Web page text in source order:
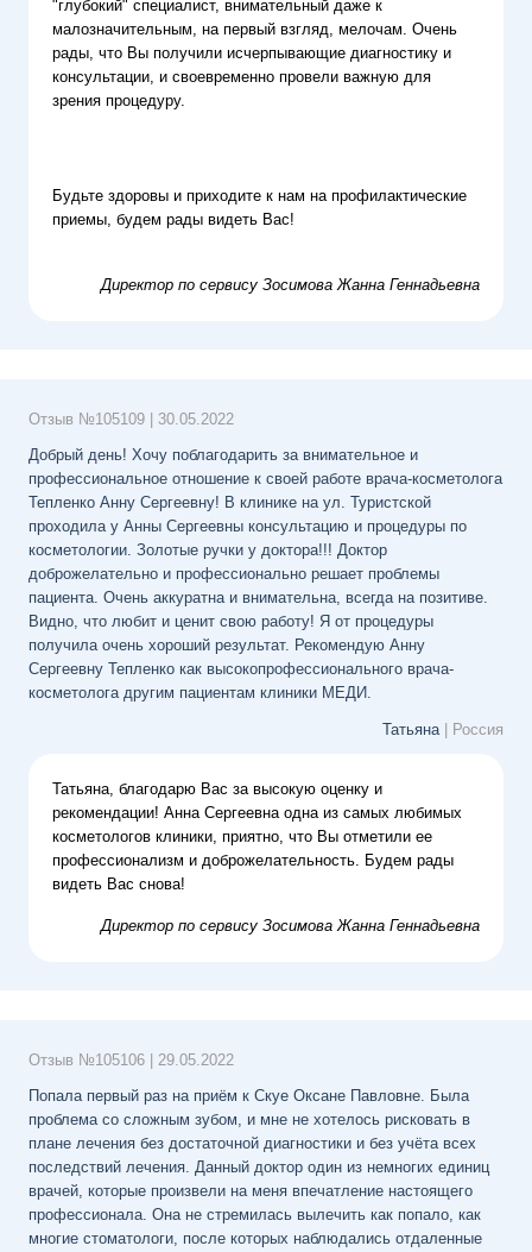
"глубокий" специалист, внимательный даже к
малозначительным, на первый взгляд, мелочам. Очень
рады, что Вы получили исчерпывающие диагностику и
консультации, и своевременно провели важную для
зрения процедуру.
Будьте здоровы и приходите к нам на профилактические
приемы, будем рады видеть Вас!
Директор по сервису Зосимова Жанна Геннадьевна
Отзыв №105109
30.05.2022
Добрый день! Хочу поблагодарить за внимательное и
профессиональное отношение к своей работе врача-косметолога
Тепленко Анну Сергеевну! В клинике на ул. Туристской
проходила у Анны Сергеевны консультацию и процедуры по
косметологии. Золотые ручки у доктора!!! Доктор
доброжелательно и профессионально решает проблемы
пациента. Очень аккуратна и внимательна, всегда на позитиве.
Видно, что любит и ценит свою работу! Я от процедуры
получила очень хороший результат. Рекомендую Анну
Сергеевну Тепленко как высокопрофессионального врача-
косметолога другим пациентам клиники МЕДИ.
Татьяна | Россия
Татьяна, благодарю Вас за высокую оценку и
рекомендации! Анна Сергеевна одна из самых любимых
косметологов клиники, приятно, что Вы отметили ее
профессионализм и доброжелательность. Будем рады
видеть Вас снова!
Директор по сервису Зосимова Жанна Геннадьевна
Отзыв №105106
29.05.2022
Попала первый раз на приём к Скуе Оксане Павловне. Была
проблема со сложным зубом, и мне не хотелось рисковать в
плане лечения без достаточной диагностики и без учёта всех
последствий лечения. Данный доктор один из немногих единиц
врачей, которые произвели на меня впечатление настоящего
профессионала. Она не стремилась вылечить как попало, как
многие стоматологи, после которых наблюдались отдаленные